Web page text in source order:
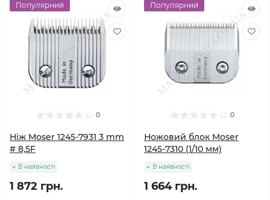
Популярний
0
Ніж Moser 1245-7931 3 mm
# 8,5F
В наявності
1 872 грн.
Популярний
0
Ножовий блок Moser
1245-7310 (1/10 мм)
В наявності
1 664 грн.